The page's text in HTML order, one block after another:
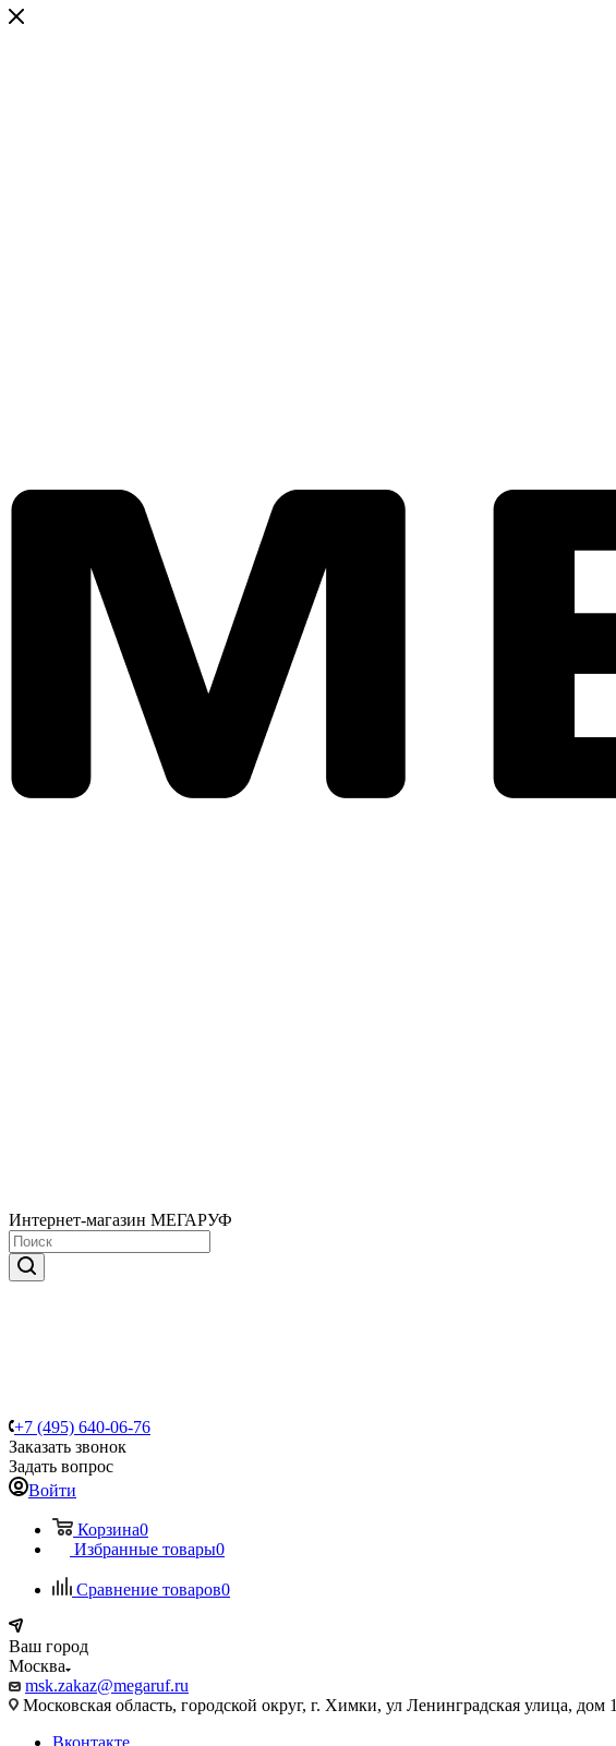
Интернет-магазин МЕГАРУФ
+7 (495) 640-06-76
Заказать звонок
Задать вопрос
Войти
Корзина0
Избранные товары0
Сравнение товаров0
Ваш город
Москва
msk.zakaz@megaruf.ru
Московская область, городской округ, г. Химки, ул Ленинградская улица, дом 1
Вконтакте